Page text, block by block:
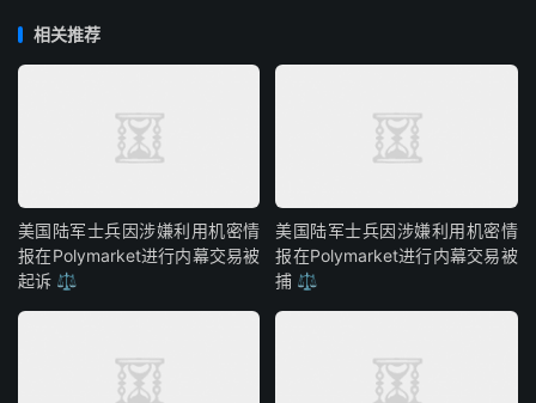
相关推荐
美国陆军士兵因涉嫌利用机密情
报在Polymarket进行内幕交易被
起诉 ⚖️
美国陆军士兵因涉嫌利用机密情
报在Polymarket进行内幕交易被
捕 ⚖️